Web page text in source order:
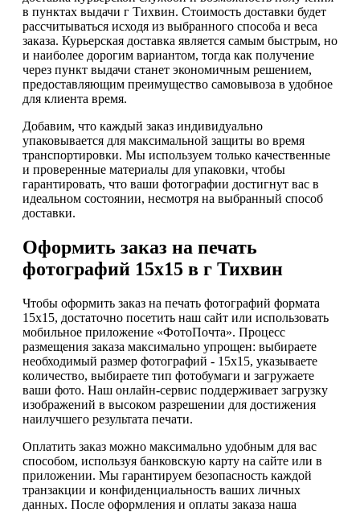
в пунктах выдачи г Тихвин. Стоимость доставки будет
рассчитываться исходя из выбранного способа и веса
заказа. Курьерская доставка является самым быстрым, но
и наиболее дорогим вариантом, тогда как получение
через пункт выдачи станет экономичным решением,
предоставляющим преимущество самовывоза в удобное
для клиента время.
Добавим, что каждый заказ индивидуально
упаковывается для максимальной защиты во время
транспортировки. Мы используем только качественные
и проверенные материалы для упаковки, чтобы
гарантировать, что ваши фотографии достигнут вас в
идеальном состоянии, несмотря на выбранный способ
доставки.
Оформить заказ на печать
фотографий 15х15 в г Тихвин
Чтобы оформить заказ на печать фотографий формата
15х15, достаточно посетить наш сайт или использовать
мобильное приложение «ФотоПочта». Процесс
размещения заказа максимально упрощен: выбираете
необходимый размер фотографий - 15х15, указываете
количество, выбираете тип фотобумаги и загружаете
ваши фото. Наш онлайн-сервис поддерживает загрузку
изображений в высоком разрешении для достижения
наилучшего результата печати.
Оплатить заказ можно максимально удобным для вас
способом, используя банковскую карту на сайте или в
приложении. Мы гарантируем безопасность каждой
транзакции и конфиденциальность ваших личных
данных. После оформления и оплаты заказа наша